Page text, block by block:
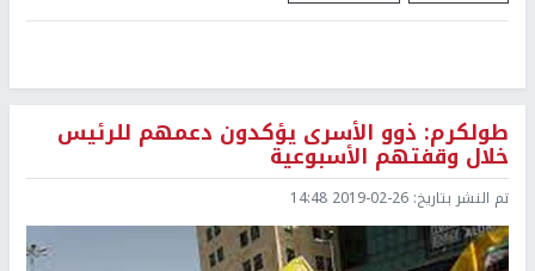
طولكرم: ذوو الأسرى يؤكدون دعمهم للرئيس
خلال وقفتهم الأسبوعية
تم النشر بتاريخ: 2019-02-26 14:48